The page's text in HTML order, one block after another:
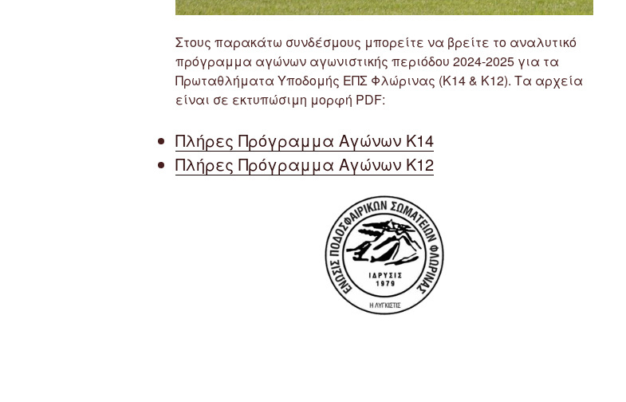
Στους παρακάτω συνδέσμους μπορείτε να βρείτε το αναλυτικό
πρόγραμμα αγώνων αγωνιστικής περιόδου 2024-2025 για τα
Πρωταθλήματα Υποδομής ΕΠΣ Φλώρινας (Κ14 & Κ12). Τα αρχεία
είναι σε εκτυπώσιμη μορφή PDF:
Πλήρες Πρόγραμμα Αγώνων Κ14
Πλήρες Πρόγραμμα Αγώνων Κ12